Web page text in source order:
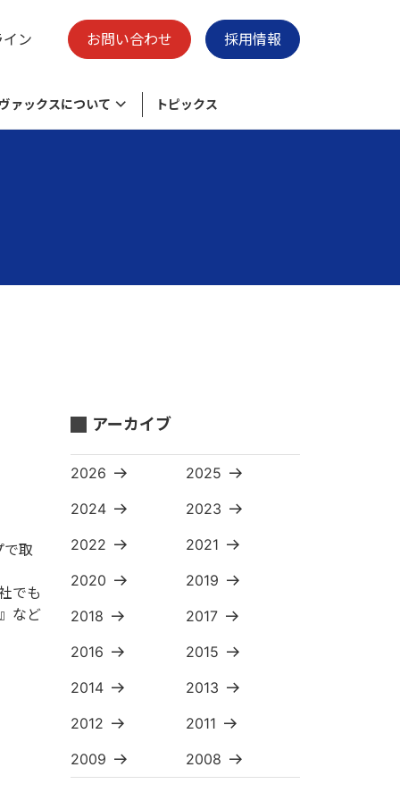
清掃事業 -swell-
ァックスについて トピックス
ン お問い合わせ 採用情報
で取
でも
など
アーカイブ
2026
2025
2024
2023
2022
2021
2020
2019
2018
2017
2016
2015
2014
2013
2012
2011
2009
2008